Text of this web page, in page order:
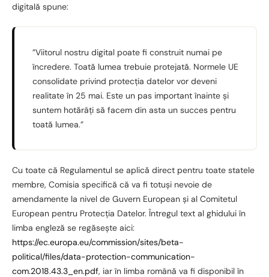
digitală spune:
”Viitorul nostru digital poate fi construit numai pe
încredere. Toată lumea trebuie protejată. Normele UE
consolidate privind protecția datelor vor deveni
realitate în 25 mai. Este un pas important înainte și
suntem hotărâți să facem din asta un succes pentru
toată lumea.”
Cu toate că Regulamentul se aplică direct pentru toate statele
membre, Comisia specifică că va fi totuși nevoie de
amendamente la nivel de Guvern European și al Comitetul
European pentru Protecția Datelor. Întregul text al ghidului în
limba engleză se regăsește aici:
https://ec.europa.eu/commission/sites/beta-
political/files/data-protection-communication-
com.2018.43.3_en.pdf, iar în limba română va fi disponibil în